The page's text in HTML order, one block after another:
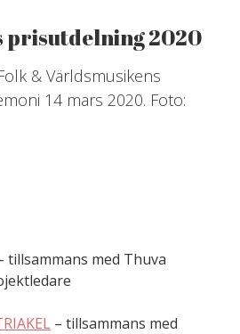
prisutdelning 2020
& Världsmusikens
14 mars 2020. Foto:
tillsammans med Thuva
– tillsammans med